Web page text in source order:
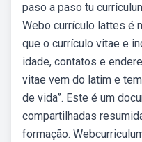
paso a paso tu
Webo currículo lattes é
que o currículo vitae e
idade, contatos e
vitae vem do latim e
de vida”. Este é um
compartilhadas
formação.